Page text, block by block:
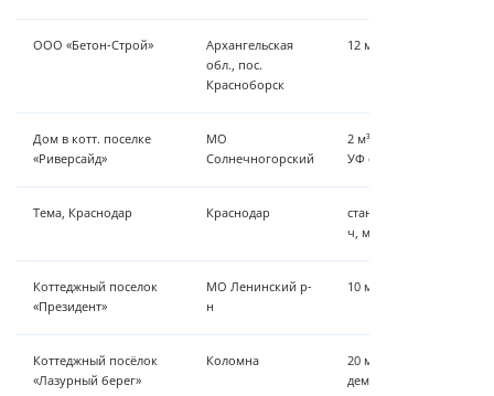
ООО «Бетон-Строй»
Архангельская
обл., пос.
Красноборск
12 м³/ч —
Дом в котт. поселке
«Риверсайд»
МО
Солнечногорский
2 м³/ч — Осветление,
УФ обеззараживание
Тема, Краснодар Краснодар
станция
ч, монтаж не наш
Коттеджный поселок
«Президент»
МО Ленинский р-
н
10 м³/ч 220 мм³/сутки
Коттеджный посёлок
«Лазурный берег»
Коломна
20 м³/час —
деманганация